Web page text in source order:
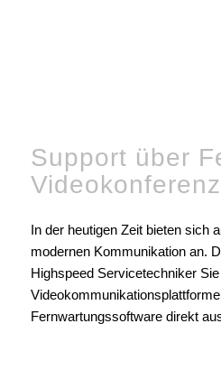
Support über
Videokonferenz
In der heutigen Zeit bieten sich
modernen Kommunikation an.
Highspeed Servicetechniker
Fernwartungssoftware direkt